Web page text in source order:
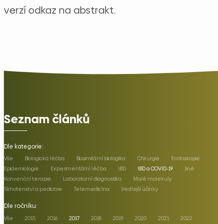
verzí odkaz na abstrakt.
Seznam článků
Dle kategorie:
Vše Biologická léčba Biosimilární biologika Chirurgie
Endoskopie
Epidemiologie
Experimentální léčba IBD IBD a COVID-19
Jiné
Konvenční terapie
Laboratorní diagnostika
Malé molekuly
Těhotenství a pediatrie
Telemedicína Vedlejší účinky
Dle ročníku:
Vše 2015 2016 2017 2018 2019 2020 2021 2022